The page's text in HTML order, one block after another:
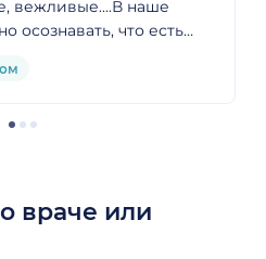
вежливые....В наше
осознавать, что есть
Желаю Вам
Вам поклон.
враче или